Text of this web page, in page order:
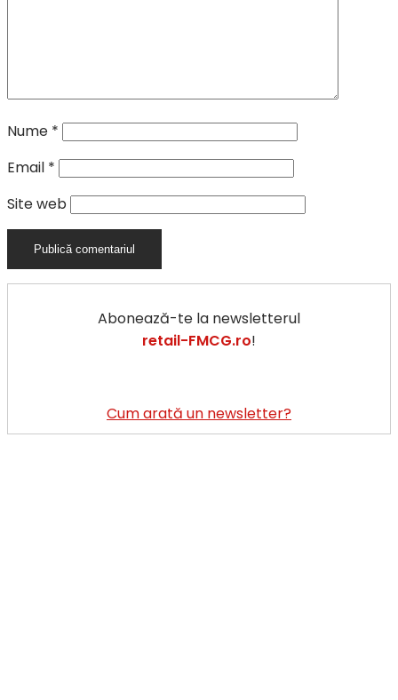
Nume *
Email *
Site web
Abonează-te la newsletterul
retail-FMCG.ro!
Cum arată un newsletter?